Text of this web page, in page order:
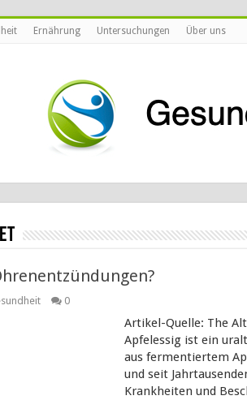
Ernährung Untersuchungen Über uns
0
Artikel-Quelle: The
Apfelessig ist ein
aus fermentiertem
und seit
Krankheiten und